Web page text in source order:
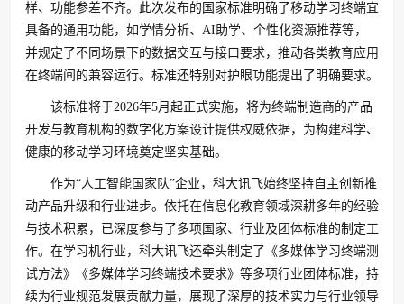
样、功能参差不齐。此次发布的国家标准明确了移动学习终端宜
具备的通用功能，如学情分析、AI助学、个性化资源推荐等，
并规定了不同场景下的数据交互与接口要求，推动各类教育应用
在终端间的兼容运行。标准还特别对护眼功能提出了明确要求。
该标准将于2026年5月起正式实施，将为终端制造商的产品
开发与教育机构的数字化方案设计提供权威依据，为构建科学、
健康的移动学习环境奠定坚实基础。
作为“人工智能国家队”企业，科大讯飞始终坚持自主创新推
动产品升级和行业进步。依托在信息化教育领域深耕多年的经验
与技术积累，已深度参与了多项国家、行业及团体标准的制定工
作。在学习机行业，科大讯飞还牵头制定了《多媒体学习终端测
试方法》《多媒体学习终端技术要求》等多项行业团体标准，持
续为行业规范发展贡献力量，展现了深厚的技术实力与行业领导